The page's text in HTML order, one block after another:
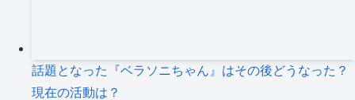
話題となった『ベラソニちゃん』はその後どうなった？
現在の活動は？